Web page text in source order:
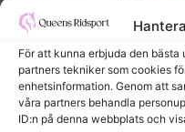
För att kunna erbjuda den
partners tekniker som cookies
enhetsinformation. Genom att
våra partners behandla
ID:n på denna webbplats och